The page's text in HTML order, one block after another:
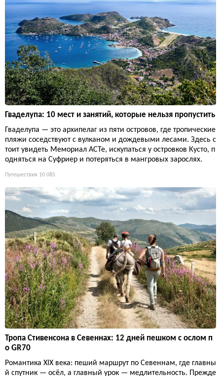
Гваделупа: 10 мест и занятий, которые нельзя пропустить
Гваделупа — это архипелаг из пяти островов, где тропические
пляжи соседствуют с вулканом и дождевыми лесами. Здесь с
тоит увидеть Мемориал ACTe, искупаться у островков Кусто, п
одняться на Суфриер и потеряться в мангровых зарослях.
Путешествия 10 085
Тропа Стивенсона в Севеннах: 12 дней пешком с ослом п
о GR70
Романтика XIX века: пеший маршрут по Севеннам, где главны
й спутник — осёл, а главный урок — медлительность. Прежде